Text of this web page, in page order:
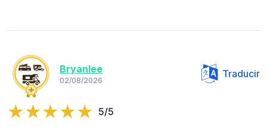
Bryanlee
02/08/2026
Traducir
5/5